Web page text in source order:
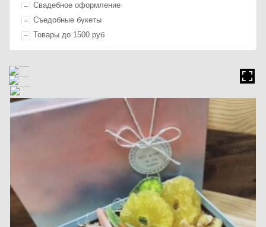
Свадебное оформление
Съедобные букеты
Товары до 1500 руб